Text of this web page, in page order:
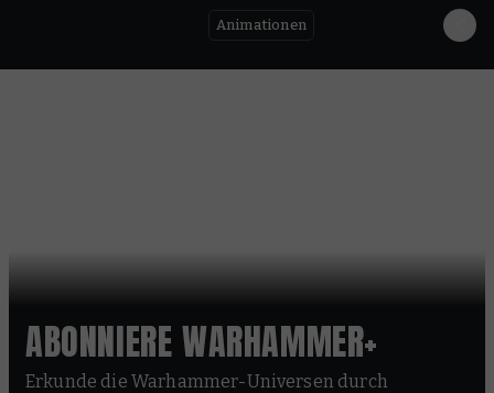
[Deutsche Sprache]
Animationen
ABONNIERE WARHAMMER+
Erkunde die Warhammer-Universen durch